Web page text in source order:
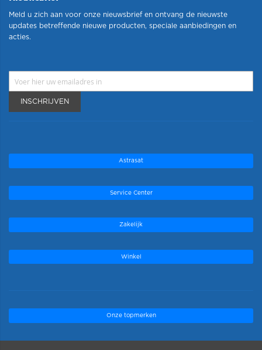
Meld u zich aan voor onze nieuwsbrief en ontvang de nieuwste
updates betreffende nieuwe producten, speciale aanbiedingen en
acties.
INSCHRIJVEN
Astrasat
Service Center
Zakelijk
Winkel
Onze topmerken